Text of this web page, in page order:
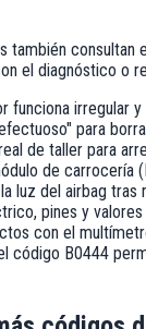
también consultan
el diagnóstico o
funciona irregular
para
de taller para
de carrocería
luz del airbag tras
pines y
con el
código B0444